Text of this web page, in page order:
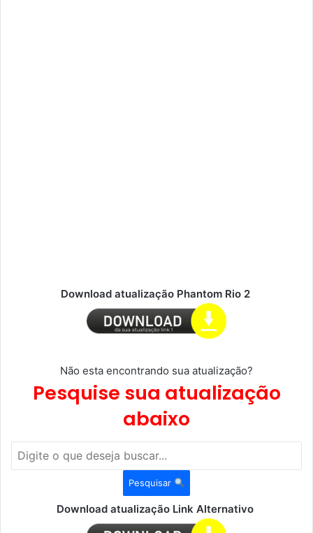
Download atualização Phantom Rio 2
Não esta encontrando sua atualização?
Pesquise sua atualização
abaixo
Pesquisar
Download atualização Link Alternativo